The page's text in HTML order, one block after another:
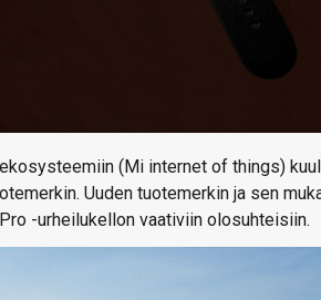
(Mi internet of things)
Uuden tuotemerkin ja sen
-urheilukellon vaativiin olosuhteisiin.